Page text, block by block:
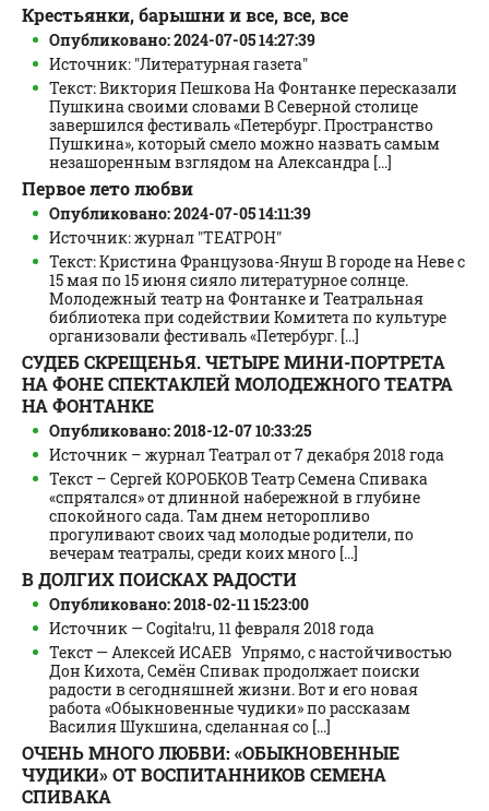
Крестьянки, барышни и все, все, все
Опубликовано: 2024-07-05 14:27:39
Источник: "Литературная газета"
Текст: Виктория Пешкова На Фонтанке пересказали
Пушкина своими словами В Северной столице
завершился фестиваль «Петербург. Пространство
Пушкина», который смело можно назвать самым
незашоренным взглядом на Александра [...]
Первое лето любви
Опубликовано: 2024-07-05 14:11:39
Источник: журнал "ТЕАТРОН"
Текст: Кристина Французова-Януш В городе на Неве с
15 мая по 15 июня сияло литературное солнце.
Молодежный театр на Фонтанке и Театральная
библиотека при содействии Комитета по культуре
организовали фестиваль «Петербург. [...]
СУДЕБ СКРЕЩЕНЬЯ. ЧЕТЫРЕ МИНИ-ПОРТРЕТА
НА ФОНЕ СПЕКТАКЛЕЙ МОЛОДЕЖНОГО ТЕАТРА
НА ФОНТАНКЕ
Опубликовано: 2018-12-07 10:33:25
Источник – журнал Театрал от 7 декабря 2018 года
Текст – Сергей КОРОБКОВ Театр Семена Спивака
«спрятался» от длинной набережной в глубине
спокойного сада. Там днем неторопливо
прогуливают своих чад молодые родители, по
вечерам театралы, среди коих много [...]
В ДОЛГИХ ПОИСКАХ РАДОСТИ
Опубликовано: 2018-02-11 15:23:00
Источник — Cogita!ru, 11 февраля 2018 года
Текст — Алексей ИСАЕВ Упрямо, с настойчивостью
Дон Кихота, Семён Спивак продолжает поиски
радости в сегодняшней жизни. Вот и его новая
работа «Обыкновенные чудики» по рассказам
Василия Шукшина, сделанная со [...]
ОЧЕНЬ МНОГО ЛЮБВИ: «ОБЫКНОВЕННЫЕ
ЧУДИКИ» ОТ ВОСПИТАННИКОВ СЕМЕНА
СПИВАКА